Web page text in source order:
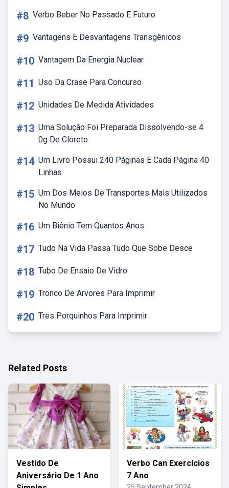
#8 Verbo Beber No Passado E Futuro
#9 Vantagens E Desvantagens Transgênicos
#10 Vantagem Da Energia Nuclear
#11 Uso Da Crase Para Concurso
#12 Unidades De Medida Atividades
#13 Uma Solução Foi Preparada Dissolvendo-se 4
0g De Cloreto
#14 Um Livro Possui 240 Páginas E Cada Página 40
Linhas
#15 Um Dos Meios De Transportes Mais Utilizados
No Mundo
#16 Um Biênio Tem Quantos Anos
#17 Tudo Na Vida Passa Tudo Que Sobe Desce
#18 Tubo De Ensaio De Vidro
#19 Tronco De Arvores Para Imprimir
#20 Tres Porquinhos Para Imprimir
Related Posts
Vestido De
Aniversário De 1 Ano
Verbo Can Exercícios
7 Ano